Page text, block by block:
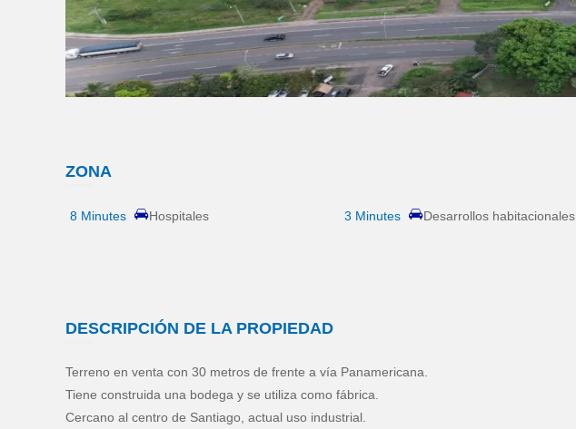
ZONA
Hospitales
8 Minutes Desarrollos habitacionales
3 Minutes
DESCRIPCIÓN DE LA PROPIEDAD
Terreno en venta con 30 metros de frente a vía Panamericana.
Tiene construida una bodega y se utiliza como fábrica.
Cercano al centro de Santiago, actual uso industrial.